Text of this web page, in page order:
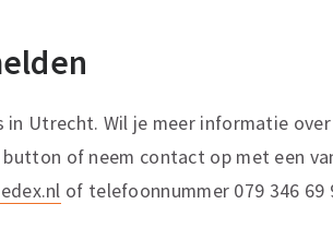
Utrecht. Wil je meer informatie
of neem contact op met een
of telefoonnummer 079 346 69